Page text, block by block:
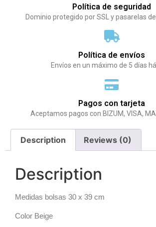
Política de seguridad
Dominio protegido por SSL y pasarelas
Política de envíos
Envíos en un máximo de 5 días
Pagos con tarjeta
Aceptamos pagos con BIZUM, VISA,
Description Reviews (0)
Description
Medidas bolsas 30 x 39 cm
Color Beige